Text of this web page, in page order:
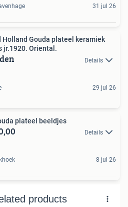
31 jul 26
Holland Gouda plateel keramiek
jr.1920. Oriental.
Details
29 jul 26
plateel beeldjes
Details
8 jul 26